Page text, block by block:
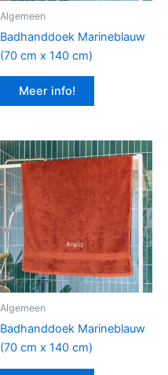
Algemeen
Badhanddoek Marineblauw
(70 cm x 140 cm)
Meer info!
Algemeen
Badhanddoek Marineblauw
(70 cm x 140 cm)